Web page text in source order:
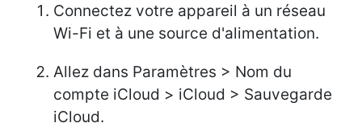
Connectez votre appareil à un réseau
Wi-Fi et à une source d'alimentation.
Allez dans Paramètres > Nom du
compte iCloud > iCloud > Sauvegarde
iCloud.